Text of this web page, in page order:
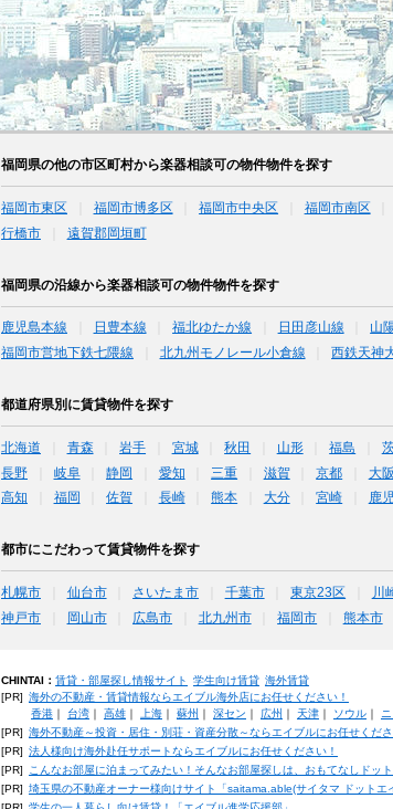
福岡県の他の市区町村から楽器相談可の物件物件を探す
福岡市東区 福岡市博多区 福岡市中央区 福岡市南区
行橋市
遠賀郡岡垣町
福岡県の沿線から楽器相談可の物件物件を探す
鹿児島本線 日豊本線 福北ゆたか線 日田彦山線 山
福岡市営地下鉄七隈線
北九州モノレール小倉線 西鉄天神
都道府県別に賃貸物件を探す
北海道 青森 岩手 宮城 秋田 山形 福島
長野
岐阜 静岡 愛知 三重 滋賀 京都 大阪
高知
福岡 佐賀 長崎 熊本 大分 宮崎 鹿
都市にこだわって賃貸物件を探す
札幌市 仙台市 さいたま市 千葉市 東京23区 川
神戸市
岡山市 広島市 北九州市 福岡市 熊本市
CHINTAI： 賃貸・部屋探し情報サイト 学生向け賃貸 海外賃貸
[PR] 海外の不動産・賃貸情報ならエイブル海外店にお任せください！
香港｜ 台湾｜ 高雄｜ 上海｜ 蘇州 ｜ 深セン ｜ 広州 ｜ 天津｜ ソウル｜
[PR] 海外不動産～投資・居住・別荘・資産分散～ならエイブルにお任せくだ
[PR] 法人様向け海外赴任サポートならエイブルにお任せください！
[PR]
こんなお部屋に泊まってみたい！そんなお部屋探しは、おもてなしドッ
[PR] 埼玉県の不動産オーナー様向けサイト「saitama.able(サイタマ ドットエ